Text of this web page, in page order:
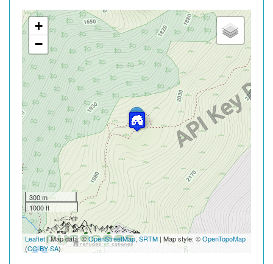
+
−
300 m
1000 ft
Leaflet| Map data: ©OpenStreetMap, SRTM| Map style: ©OpenTopoMap
(CC-BY-SA)